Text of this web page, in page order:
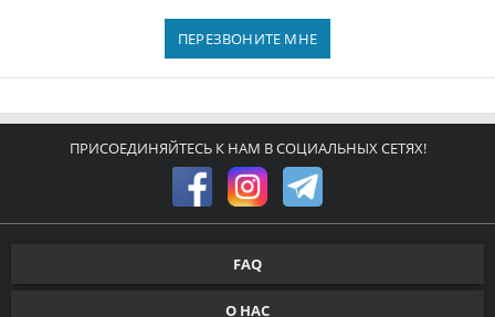
ПЕРЕЗВОНИТЕ МНЕ
ПРИСОЕДИНЯЙТЕСЬ К НАМ В СОЦИАЛЬНЫХ СЕТЯХ!
FAQ
О НАС